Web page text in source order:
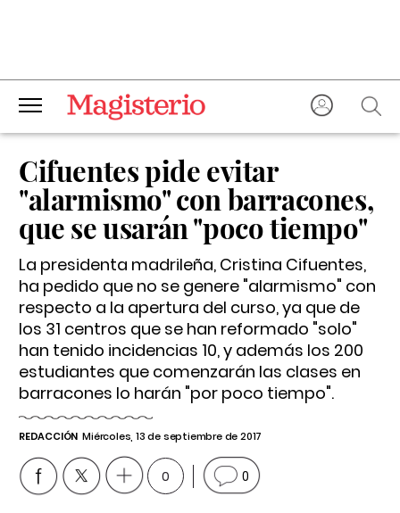
Cifuentes pide evitar
"alarmismo" con barracones,
que se usarán "poco tiempo"
La presidenta madrileña, Cristina Cifuentes,
ha pedido que no se genere "alarmismo" con
respecto a la apertura del curso, ya que de
los 31 centros que se han reformado "solo"
han tenido incidencias 10, y además los 200
estudiantes que comenzarán las clases en
barracones lo harán "por poco tiempo".
REDACCIÓN Miércoles, 13 de septiembre de 2017
0 0